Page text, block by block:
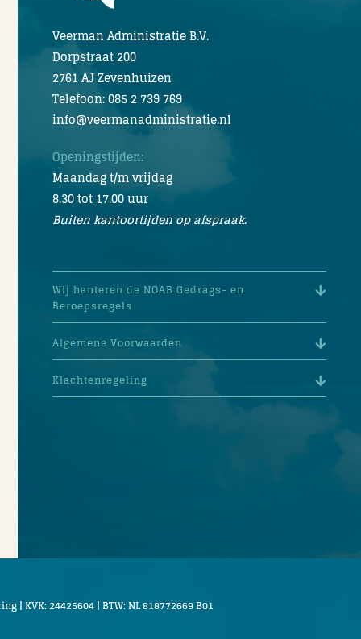
Veerman Administratie B.V.
Dorpstraat 200
2761 AJ Zevenhuizen
Telefoon: 085 2 739 769
info@veermanadministratie.nl
Openingstijden:
Maandag t/m vrijdag
8.30 tot 17.00 uur
Buiten kantoortijden op afspraak.
Wij hanteren de NOAB Gedrags- en
Beroepsregels
Algemene Voorwaarden
Klachtenregeling
| KVK: 24425604 | BTW: NL 818772669 B01